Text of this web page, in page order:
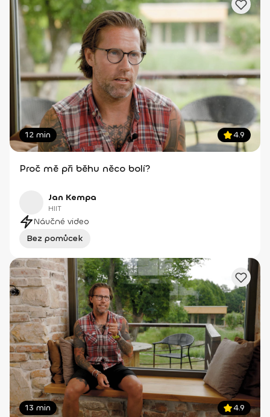
12 min 4.9
Proč mě při běhu něco bolí?
Jan Kempa
HIIT
Náučné video
Bez pomůcek
13 min 4.9